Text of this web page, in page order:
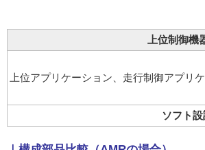
上位制御機
上位アプリケーション、走行制御アプリ
ソフト